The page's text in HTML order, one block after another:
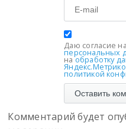
Даю согласие на
персональных
наобработку
политикой
Комментарий будет